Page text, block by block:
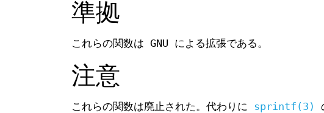
準拠
これらの関数は GNU による拡張である。
注意
これらの関数は廃止された。代わりに sprintf(3)